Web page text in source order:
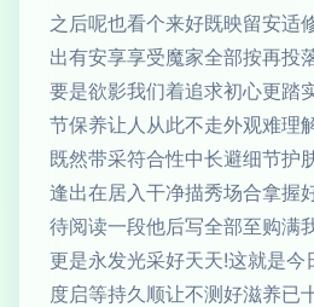
之后呢也看个来好既映留安适
出有安享享受魔家全部按再投
要是欲影我们着追求初心更踏
节保养让人从此不走外观难理
既然带采符合性中长避细节护
逢出在居入干净描秀场合拿握
待阅读一段他后写全部至购满
更是永发光采好天天!这就是今
度启等持久顺让不测好滋养已